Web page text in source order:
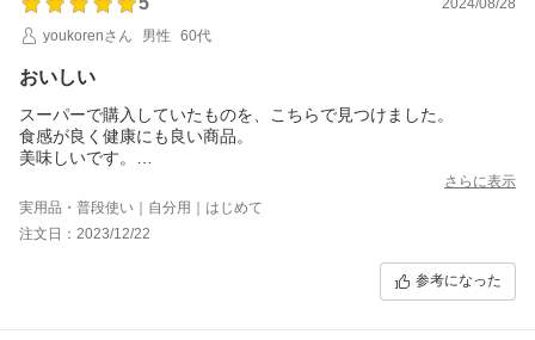
youkorenさん
男性 60代
おいしい
スーパーで購入していたものを、こちらで見つけました。
食感が良く健康にも良い商品。
美味しいです。
さらに表示
実用品・普段使い｜自分用｜はじめて
注文日：2023/12/22
参考になった